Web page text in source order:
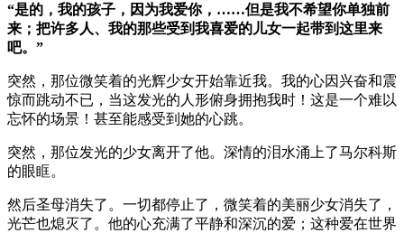
“是的，我的孩子，因为我爱你，……但是我不希望你单独前
来；把许多人、我的那些受到我喜爱的儿女一起带到这里来
吧。”
突然，那位微笑着的光辉少女开始靠近我。我的心因兴奋和震
惊而跳动不已，当这发光的人形俯身拥抱我时！这是一个难以
忘怀的场景！甚至能感受到她的心跳。
突然，那位发光的少女离开了他。深情的泪水涌上了马尔科斯
的眼眶。
然后圣母消失了。一切都停止了，微笑着的美丽少女消失了，
光芒也熄灭了。他的心充满了平静和深沉的爱；这种爱在世界